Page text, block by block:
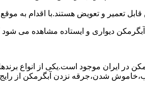
تعمیر و تعویض هستند.با اقدام به
دیواری و ایستاده مشاهده می
در ایران موجود است.یکی از انواع
شدن،جرقه نزدن آبگرمکن از